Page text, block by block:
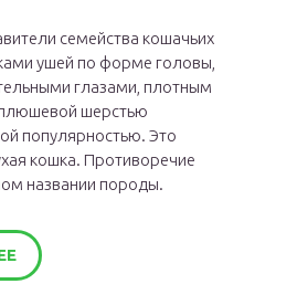
семейства кошачьих
ушей по форме головы,
глазами, плотным
шерстью
популярностью. Это
кошка. Противоречие
названии породы.